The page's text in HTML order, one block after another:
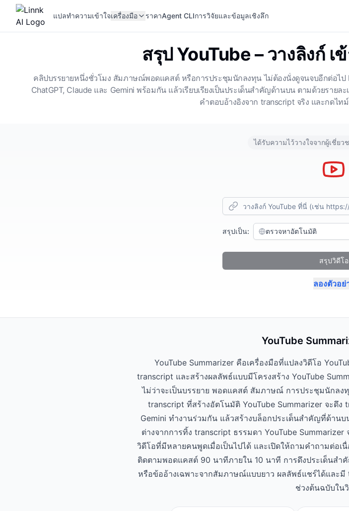
แปลทำความเข้าใจเครื่องมือ ราคาAgent CLIการวิจัยและข้อมูลเชิงลึก
สรุป YouTube – วางลิงก์
คลิปบรรยายหนึ่งชั่วโมง สัมภาษณ์พอดแคสต์ หรือการประชุมนักลงทุน ไม่ต้องนั่งดูจนจบอีกต่อไ
ChatGPT, Claude และ Gemini พร้อมกัน แล้วเรียบเรียงเป็นประเด็นสำคัญด้านบน ตามด้วยรา
คำตอบอ้างอิงจาก transcript จริง และกดไ
ได้รับความไว้วางใจจากผู้เชี่ย
สรุปเป็น: ตรวจหาอัตโนมัติ
สรุปวิดีโอ
ลองตัวอย่
YouTube
YouTube Summarizer คือเครื่องมือที่แปลงวิดีโอ
transcript และสร้างผลลัพธ์แบบมีโครงสร้าง YouTube
ไม่ว่าจะเป็นบรรยาย พอดแคสต์ สัมภาษณ์ การประชุมนักล
transcript ที่สร้างอัตโนมัติ YouTube Summarizer จะดึง
Gemini ทำงานร่วมกัน แล้วสร้างบล็อกประเด็นสำคัญที่ด้าน
ต่างจากการทิ้ง transcript ธรรมดา YouTube
วิดีโอที่มีหลายคนพูดเมื่อเป็นไปได้ และเปิดให้ถามคำถามต่อเ
ติดตามพอดแคสต์ 90 นาทีภายใน 10 นาที การดึงประเด็นส
หรือข้ออ้างเฉพาะจากสัมภาษณ์แบบยาว ผลลัพธ์แชร์ได้และมี
ช่วงต้นฉบับใน